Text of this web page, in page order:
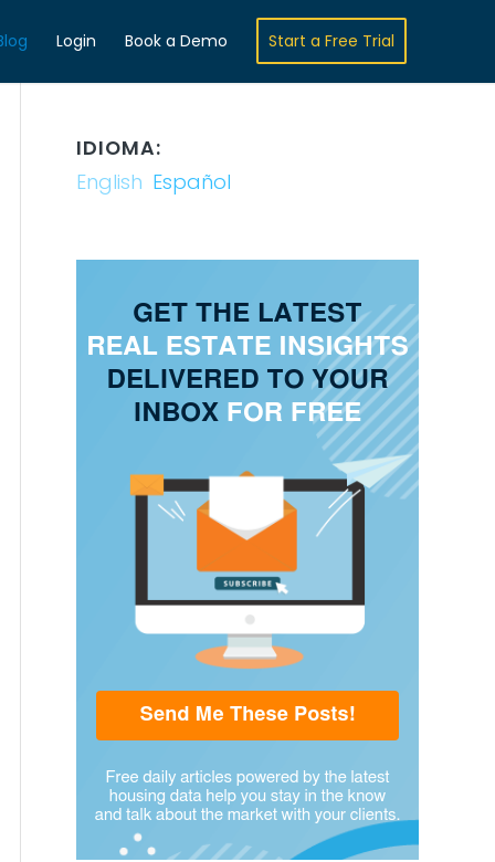
Login Book a Demo Start a Free Trial
IDIOMA:
English Español